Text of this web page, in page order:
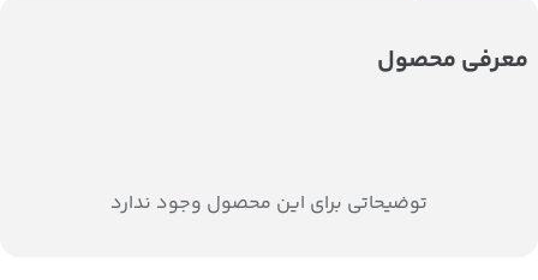
معرفی محصول
توضیحاتی برای این محصول وجود ندارد